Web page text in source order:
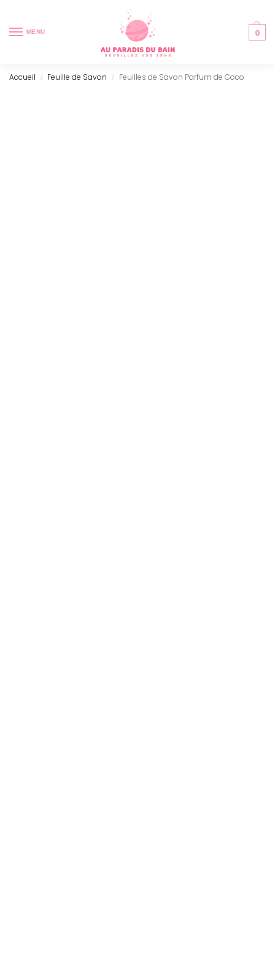
MENU 0
Accueil / Feuille de Savon / Feuilles de Savon Parfum de Coco